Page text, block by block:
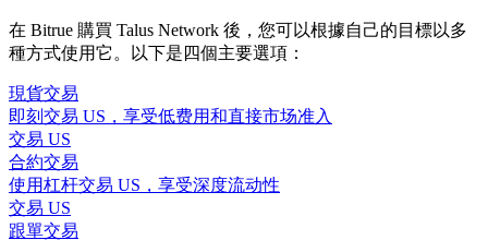
在 Bitrue 購買 Talus Network 後，您可以根據自己的目標以多
種方式使用它。以下是四個主要選項：
現貨交易
即刻交易 US，享受低费用和直接市场准入
交易 US
合約交易
使用杠杆交易 US，享受深度流动性
交易 US
跟單交易